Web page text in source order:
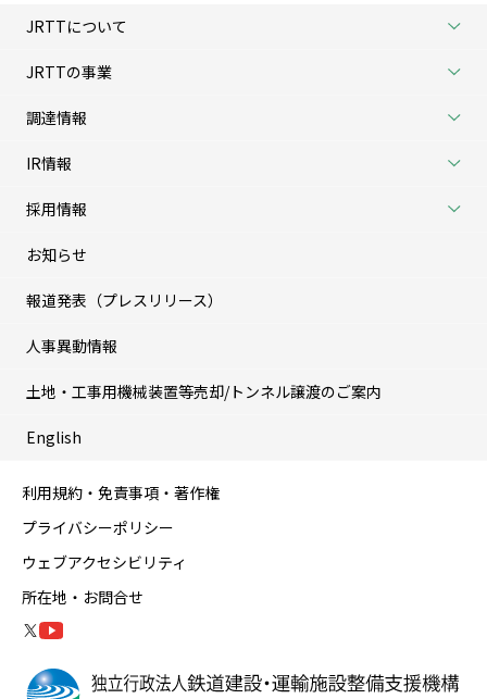
JRTTについて
JRTTの事業
調達情報
IR情報
採用情報
お知らせ
報道発表（プレスリリース）
人事異動情報
土地・工事用機械装置等売却/トンネル譲渡のご案内
English
利用規約・免責事項・著作権
プライバシーポリシー
ウェブアクセシビリティ
所在地・お問合せ